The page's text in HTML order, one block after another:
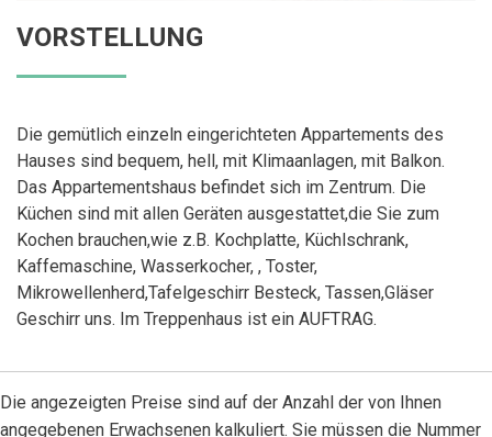
VORSTELLUNG
Die gemütlich einzeln eingerichteten Appartements des
Hauses sind bequem, hell, mit Klimaanlagen, mit Balkon.
Das Appartementshaus befindet sich im Zentrum. Die
Küchen sind mit allen Geräten ausgestattet,die Sie zum
Kochen brauchen,wie z.B. Kochplatte, Küchlschrank,
Kaffemaschine, Wasserkocher, , Toster,
Mikrowellenherd,Tafelgeschirr Besteck, Tassen,Gläser
Geschirr uns. Im Treppenhaus ist ein AUFTRAG.
Die angezeigten Preise sind auf der Anzahl der von Ihnen
angegebenen Erwachsenen kalkuliert. Sie müssen die Nummer